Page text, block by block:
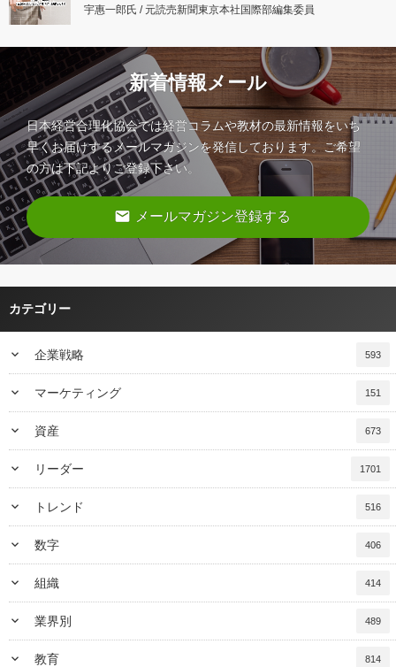
宇惠一郎氏 / 元読売新聞東京本社国際部編集委員
新着情報メール
日本経営合理化協会では経営コラムや教材の最新情報をいち
早くお届けするメールマガジンを発信しております。ご希望
の方は下記よりご登録下さい。
email メールマガジン登録する
カテゴリー
keyboard_arrow_down 企業戦略 593
keyboard_arrow_down マーケティング 151
keyboard_arrow_down 資産 673
keyboard_arrow_down リーダー 1701
keyboard_arrow_down トレンド 516
keyboard_arrow_down 数字 406
keyboard_arrow_down 組織 414
keyboard_arrow_down 業界別 489
keyboard_arrow_down 教育 814